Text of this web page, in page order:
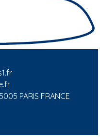
PARIS FRANCE